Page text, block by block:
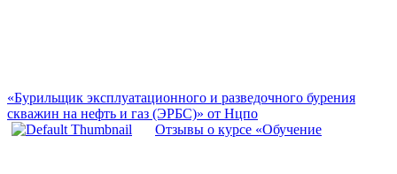
«Бурильщик эксплуатационного и разведочного бурения
скважин на нефть и газ (ЭРБС)» от Нцпо
Отзывы о курсе «Обучение